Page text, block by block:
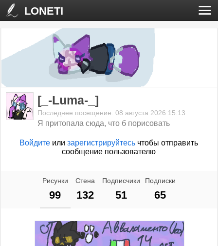
LONETI
[_-Luma-_]
Последнее посещение: 08 августа 2026 15:13
Я притопала сюда, что б порисовать
Войдите илизарегистрируйтесь чтобы отправить
сообщение пользователю
Рисунки
99
Стена
132
Подписчики
51
Подписки
65